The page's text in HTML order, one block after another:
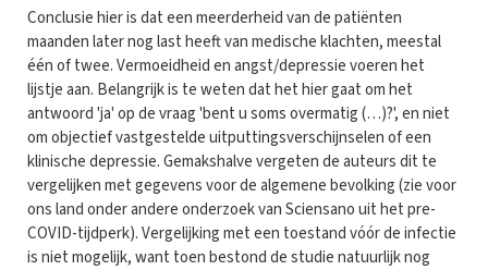
Conclusie hier is dat een meerderheid van de patiënten
maanden later nog last heeft van medische klachten, meestal
één of twee. Vermoeidheid en angst/depressie voeren het
lijstje aan. Belangrijk is te weten dat het hier gaat om het
antwoord 'ja' op de vraag 'bent u soms overmatig (…)?', en niet
om objectief vastgestelde uitputtingsverschijnselen of een
klinische depressie. Gemakshalve vergeten de auteurs dit te
vergelijken met gegevens voor de algemene bevolking (zie voor
ons land onder andere onderzoek van Sciensano uit het pre-
COVID-tijdperk). Vergelijking met een toestand vóór de infectie
is niet mogelijk, want toen bestond de studie natuurlijk nog